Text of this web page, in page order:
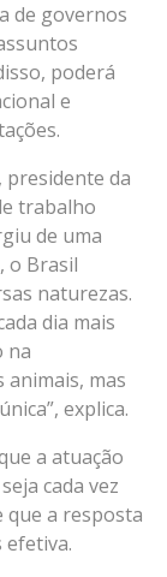
de governos
poderá
e
presidente da
trabalho
de uma
o Brasil
naturezas.
dia mais
na
animais, mas
explica.
a atuação
cada vez
que a resposta
efetiva.